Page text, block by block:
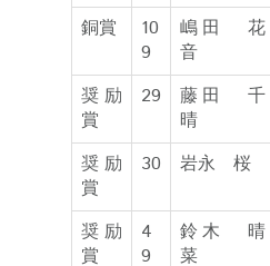
銅賞
10
9
嶋田 花
音
奨励
賞
29
藤田 千
晴
奨励
賞
30 岩永 桜
奨励
賞
4
9
鈴木 晴
菜